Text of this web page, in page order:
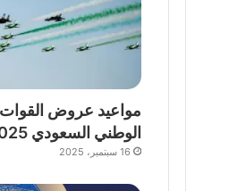
مواعيد عروض القوات
الوطني السعودي 2025 مع الأماكن
16 سبتمبر، 2025